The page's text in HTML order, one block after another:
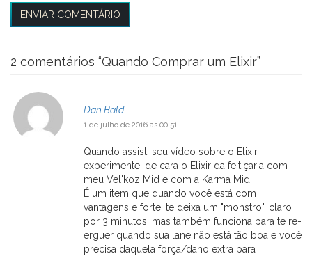
2 comentários “Quando Comprar um Elixir”
Dan Bald
1 de julho de 2016 as 00:51
Quando assisti seu vídeo sobre o Elixir,
experimentei de cara o Elixir da feitiçaria com
meu Vel'koz Mid e com a Karma Mid.
É um item que quando você está com
vantagens e forte, te deixa um "monstro", claro
por 3 minutos, mas também funciona para te re-
erguer quando sua lane não está tão boa e você
precisa daquela força/dano extra para